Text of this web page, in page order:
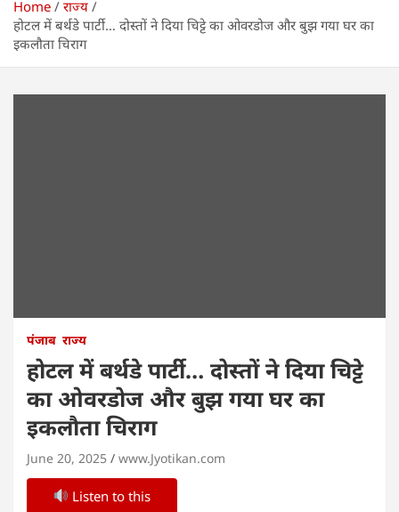
Home
राज्य
होटल में बर्थडे पार्टी… दोस्तों ने दिया चिट्टे का ओवरडोज और बुझ गया घर का
इकलौता चिराग
पंजाब राज्य
होटल में बर्थडे पार्टी… दोस्तों ने दिया चिट्टे
का ओवरडोज और बुझ गया घर का
इकलौता चिराग
June 20, 2025 www.Jyotikan.com
Listen to this